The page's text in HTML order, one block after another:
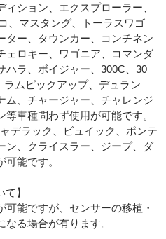
ション、エクスプローラー、
、マスタング、トーラスワゴ
ター、タウンカー、コンチネン
ェロキー、ワゴニア、コマンダ
ハラ、ボイジャー、300C、30
ムピックアップ、デュラン
ム、チャージャー、チャレンジ
車種問わず使用が可能です。
デラック、ビュイック、ポンテ
ン、クライスラー、ジープ、ダ
能です。
】
能ですが、センサーの移植・
る場合が有ります。